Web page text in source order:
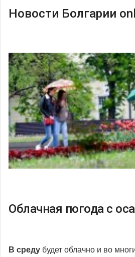
Новости Болгарии
Облачная погода с
В среду будет облачно и во